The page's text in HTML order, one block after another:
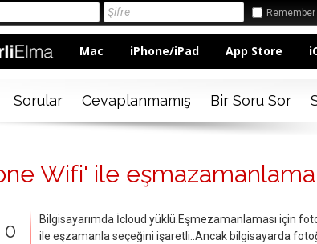
Remember
Mac iPhone/iPad App Store
Sorular Cevaplanmamış Bir Soru Sor
Wifi' ile eşmazamanlama
0
Bilgisayarımda İcloud yüklü.Eşmezamanlaması için
ile eşzamanla seçeğini işaretli..Ancak bilgisayarda